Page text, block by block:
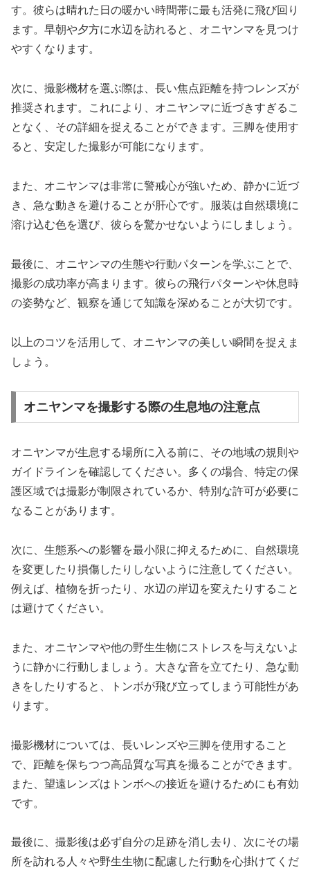
す。彼らは晴れた日の暖かい時間帯に最も活発に飛び回り
ます。早朝や夕方に水辺を訪れると、オニヤンマを見つけ
やすくなります。
次に、撮影機材を選ぶ際は、長い焦点距離を持つレンズが
推奨されます。これにより、オニヤンマに近づきすぎるこ
となく、その詳細を捉えることができます。三脚を使用す
ると、安定した撮影が可能になります。
また、オニヤンマは非常に警戒心が強いため、静かに近づ
き、急な動きを避けることが肝心です。服装は自然環境に
溶け込む色を選び、彼らを驚かせないようにしましょう。
最後に、オニヤンマの生態や行動パターンを学ぶことで、
撮影の成功率が高まります。彼らの飛行パターンや休息時
の姿勢など、観察を通じて知識を深めることが大切です。
以上のコツを活用して、オニヤンマの美しい瞬間を捉えま
しょう。
オニヤンマを撮影する際の生息地の注意点
オニヤンマが生息する場所に入る前に、その地域の規則や
ガイドラインを確認してください。多くの場合、特定の保
護区域では撮影が制限されているか、特別な許可が必要に
なることがあります。
次に、生態系への影響を最小限に抑えるために、自然環境
を変更したり損傷したりしないように注意してください。
例えば、植物を折ったり、水辺の岸辺を変えたりすること
は避けてください。
また、オニヤンマや他の野生生物にストレスを与えないよ
うに静かに行動しましょう。大きな音を立てたり、急な動
きをしたりすると、トンボが飛び立ってしまう可能性があ
ります。
撮影機材については、長いレンズや三脚を使用すること
で、距離を保ちつつ高品質な写真を撮ることができます。
また、望遠レンズはトンボへの接近を避けるためにも有効
です。
最後に、撮影後は必ず自分の足跡を消し去り、次にその場
所を訪れる人々や野生生物に配慮した行動を心掛けてくだ